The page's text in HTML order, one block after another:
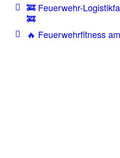
🚒 Feuerwehr-
🚒
🔥 Feuerwehrfitness